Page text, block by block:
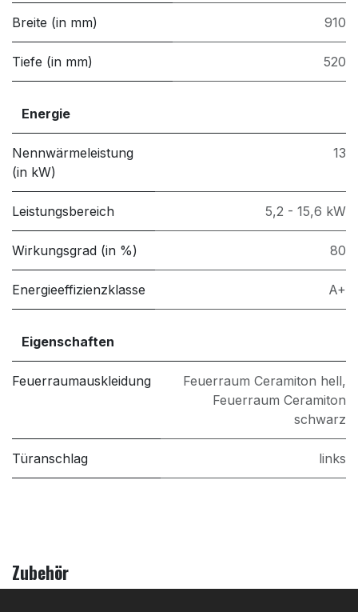
Breite (in mm) 910
Tiefe (in mm) 520
Energie
Nennwärmeleistung
(in kW)
13
Leistungsbereich 5,2 - 15,6 kW
Wirkungsgrad (in %) 80
Energieeffizienzklasse A+
Eigenschaften
Feuerraumauskleidung Feuerraum Ceramiton hell,
Feuerraum Ceramiton
schwarz
Türanschlag links
Zubehör